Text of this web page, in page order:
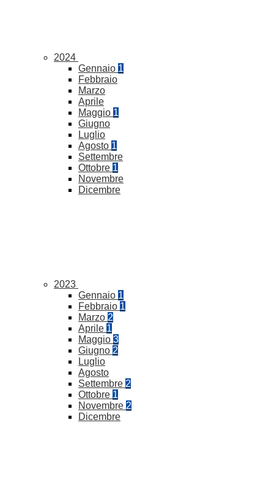
2024
Gennaio 1
Febbraio
Marzo
Aprile
Maggio 1
Giugno
Luglio
Agosto 1
Settembre
Ottobre 1
Novembre
Dicembre
2023
Gennaio 1
Febbraio 1
Marzo 2
Aprile 1
Maggio 3
Giugno 2
Luglio
Agosto
Settembre 2
Ottobre 1
Novembre 2
Dicembre